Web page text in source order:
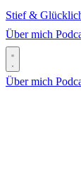
Stief &
Über mich
Über mich